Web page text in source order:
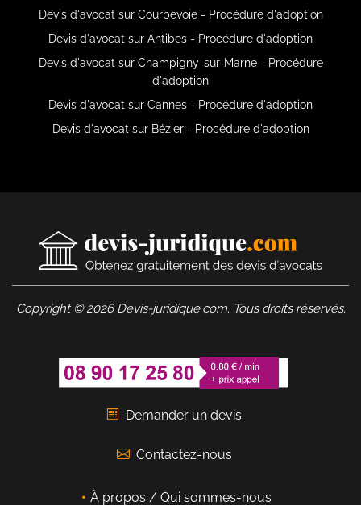
Devis d'avocat sur Courbevoie - Procédure d'adoption
Devis d'avocat sur Antibes - Procédure d'adoption
Devis d'avocat sur Champigny-sur-Marne - Procédure
d'adoption
Devis d'avocat sur Cannes - Procédure d'adoption
Devis d'avocat sur Bézier - Procédure d'adoption
Copyright © 2026 Devis-juridique.com. Tous droits réservés.
Demander un devis
Contactez-nous
À propos / Qui sommes-nous